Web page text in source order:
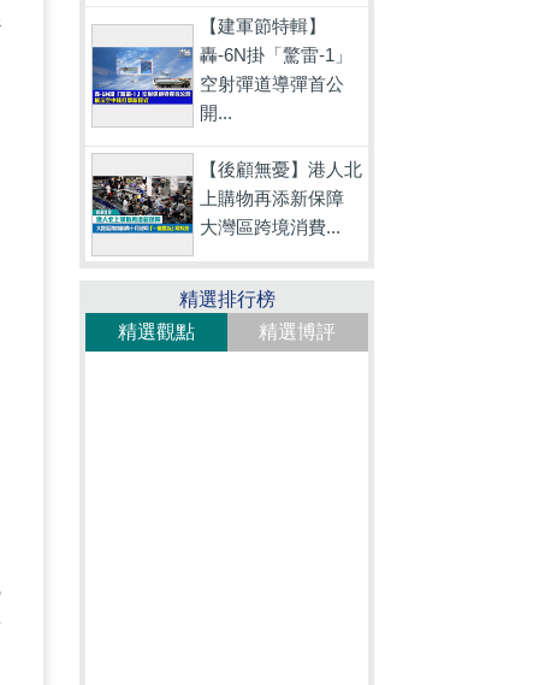
【建軍節特輯】
轟-6N掛「驚雷-1」
空射彈道導彈首公
開...
【後顧無憂】港人北
上購物再添新保障
大灣區跨境消費...
精選排行榜
精選觀點
精選博評